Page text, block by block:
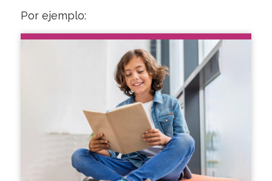
Por ejemplo: